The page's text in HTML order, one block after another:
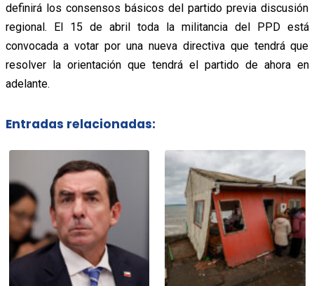
definirá los consensos básicos del partido previa discusión
regional. El 15 de abril toda la militancia del PPD está
convocada a votar por una nueva directiva que tendrá que
resolver la orientación que tendrá el partido de ahora en
adelante.
Entradas relacionadas: